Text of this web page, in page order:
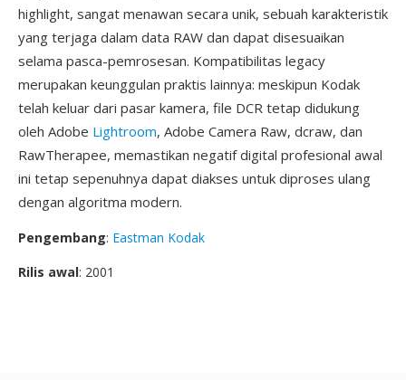
highlight, sangat menawan secara unik, sebuah karakteristik
yang terjaga dalam data RAW dan dapat disesuaikan
selama pasca-pemrosesan. Kompatibilitas legacy
merupakan keunggulan praktis lainnya: meskipun Kodak
telah keluar dari pasar kamera, file DCR tetap didukung
oleh Adobe Lightroom, Adobe Camera Raw, dcraw, dan
RawTherapee, memastikan negatif digital profesional awal
ini tetap sepenuhnya dapat diakses untuk diproses ulang
dengan algoritma modern.
Pengembang: Eastman Kodak
Rilis awal: 2001